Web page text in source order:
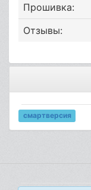
Прошивка:
Отзывы:
смартверсия